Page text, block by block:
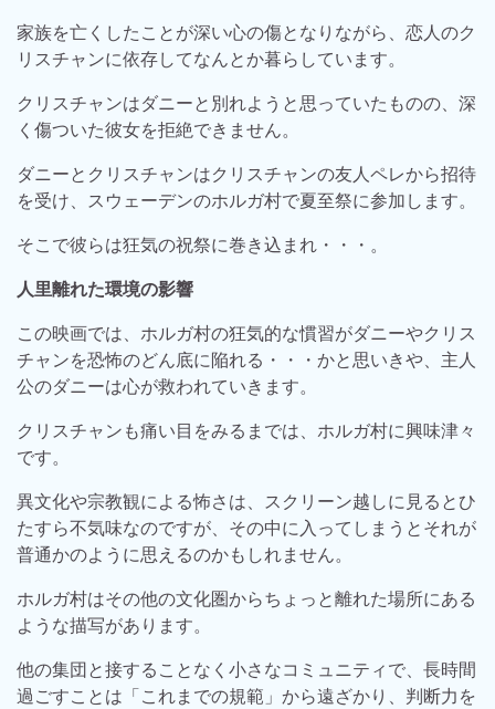
家族を亡くしたことが深い心の傷となりながら、恋人のク
リスチャンに依存してなんとか暮らしています。
クリスチャンはダニーと別れようと思っていたものの、深
く傷ついた彼女を拒絶できません。
ダニーとクリスチャンはクリスチャンの友人ペレから招待
を受け、スウェーデンのホルガ村で夏至祭に参加します。
そこで彼らは狂気の祝祭に巻き込まれ・・・。
人里離れた環境の影響
この映画では、ホルガ村の狂気的な慣習がダニーやクリス
チャンを恐怖のどん底に陥れる・・・かと思いきや、主人
公のダニーは心が救われていきます。
クリスチャンも痛い目をみるまでは、ホルガ村に興味津々
です。
異文化や宗教観による怖さは、スクリーン越しに見るとひ
たすら不気味なのですが、その中に入ってしまうとそれが
普通かのように思えるのかもしれません。
ホルガ村はその他の文化圏からちょっと離れた場所にある
ような描写があります。
他の集団と接することなく小さなコミュニティで、長時間
過ごすことは「これまでの規範」から遠ざかり、判断力を